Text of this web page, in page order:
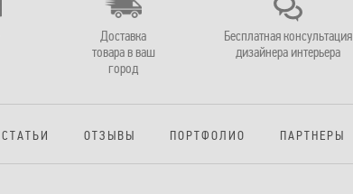
Доставка
товара в ваш
город
Бесплатная консультация
дизайнера интерьера
СТАТЬИ ОТЗЫВЫ ПОРТФОЛИО ПАРТНЕРЫ